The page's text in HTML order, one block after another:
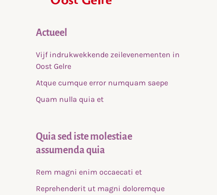
Actueel
Vijf indrukwekkende zeilevenementen in
Oost Gelre
Atque cumque error numquam saepe
Quam nulla quia et
Quia sed iste molestiae
assumenda quia
Rem magni enim occaecati et
Reprehenderit ut magni doloremque